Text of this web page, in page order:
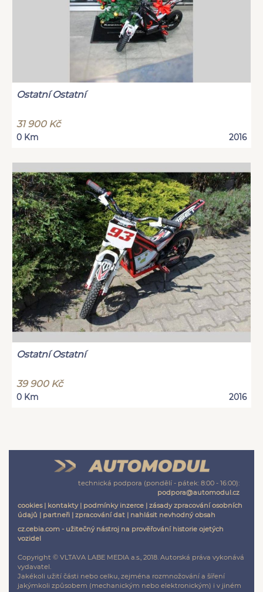
Ostatní Ostatní
31 900 Kč
0 Km 2016
Ostatní Ostatní
39 900 Kč
0 Km 2016
technická podpora (pondělí - pátek: 8:00 - 16:00):
podpora@automodul.cz
cookies| kontakty| podmínky inzerce | zásady zpracování osobních
údajů | partneři | zpracování dat | nahlásit nevhodný obsah
cz.cebia.com - užitečný nástroj na prověřování historie ojetých
vozidel
Copyright © VLTAVA LABE MEDIA a.s., 2018. Autorská práva vykonává
vydavatel.
Jakékoli užití části nebo celku, zejména rozmnožování a šíření
jakýmkoli způsobem (mechanickým nebo elektronickým) i v jiném